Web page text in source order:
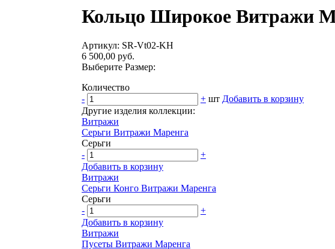
Кольцо Широкое Витражи
Артикул: SR-Vt02-KH
6 500,00 руб.
Выберите Размер:
Количество
-
+ шт Добавить в корзину
Другие изделия коллекции:
Витражи
Серьги Витражи Маренга
Серьги
-
+
Добавить в корзину
Витражи
Серьги Конго Витражи Маренга
Серьги
-
+
Добавить в корзину
Витражи
Пусеты Витражи Маренга